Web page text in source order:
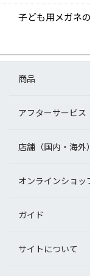
子ども用メガネ
商品
アフターサービス
店舗（国内・海外）
オンラインショッ
ガイド
サイトについて